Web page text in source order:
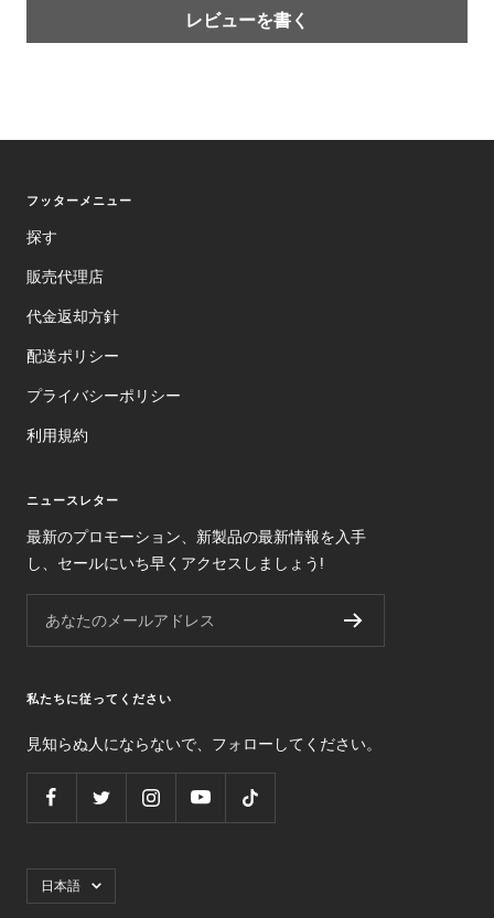
レビューを書く
フッターメニュー
探す
販売代理店
代金返却方針
配送ポリシー
プライバシーポリシー
利用規約
ニュースレター
最新のプロモーション、新製品の最新情報を入手
し、セールにいち早くアクセスしましょう!
あなたのメールアドレス
私たちに従ってください
見知らぬ人にならないで、フォローしてください。
語
日本語